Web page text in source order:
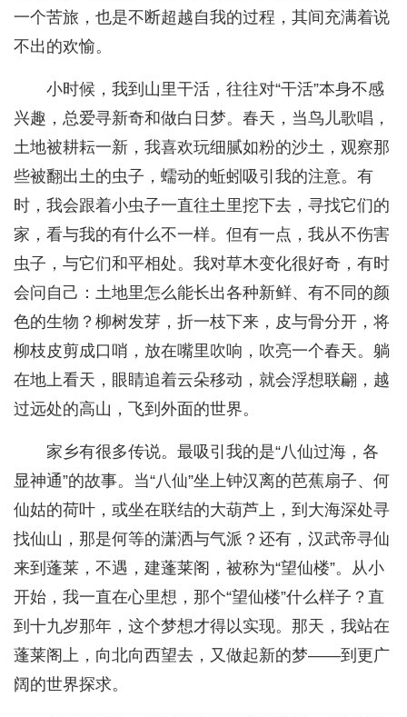
一个苦旅，也是不断超越自我的过程，其间充满着说
不出的欢愉。
小时候，我到山里干活，往往对“干活”本身不感
兴趣，总爱寻新奇和做白日梦。春天，当鸟儿歌唱，
土地被耕耘一新，我喜欢玩细腻如粉的沙土，观察那
些被翻出土的虫子，蠕动的蚯蚓吸引我的注意。有
时，我会跟着小虫子一直往土里挖下去，寻找它们的
家，看与我的有什么不一样。但有一点，我从不伤害
虫子，与它们和平相处。我对草木变化很好奇，有时
会问自己：土地里怎么能长出各种新鲜、有不同的颜
色的生物？柳树发芽，折一枝下来，皮与骨分开，将
柳枝皮剪成口哨，放在嘴里吹响，吹亮一个春天。躺
在地上看天，眼睛追着云朵移动，就会浮想联翩，越
过远处的高山，飞到外面的世界。
家乡有很多传说。最吸引我的是“八仙过海，各
显神通”的故事。当“八仙”坐上钟汉离的芭蕉扇子、何
仙姑的荷叶，或坐在联结的大葫芦上，到大海深处寻
找仙山，那是何等的潇洒与气派？还有，汉武帝寻仙
来到蓬莱，不遇，建蓬莱阁，被称为“望仙楼”。从小
开始，我一直在心里想，那个“望仙楼”什么样子？直
到十九岁那年，这个梦想才得以实现。那天，我站在
蓬莱阁上，向北向西望去，又做起新的梦——到更广
阔的世界探求。